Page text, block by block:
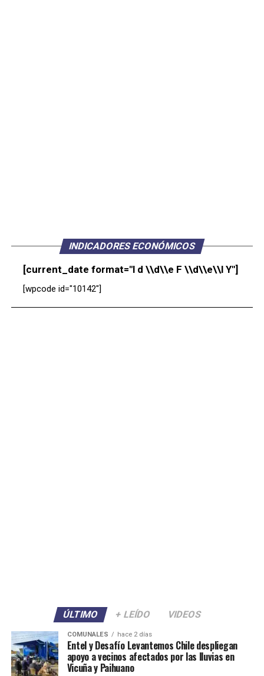
INDICADORES ECONÓMICOS
[current_date format="l d \\d\\e F \\d\\e\\l Y"]
[wpcode id="10142"]
ÚLTIMO + LEÍDO VIDEOS
COMUNALES hace 2 días
Entel y Desafío Levantemos Chile despliegan
apoyo a vecinos afectados por las lluvias en
Vicuña y Paihuano